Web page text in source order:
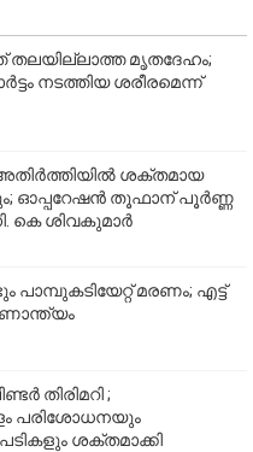
തലയില്ലാത്ത മൃതദേഹം;
നടത്തിയ ശരീരമെന്ന്
ശക്തമായ
ഓപ്പറേഷൻ തൂഫാന് പൂർണ്ണ
കെ ശിവകുമാർ
മരണം; എട്ട്
തിരിമറി ;
പരിശോധനയും
ശക്തമാക്കി